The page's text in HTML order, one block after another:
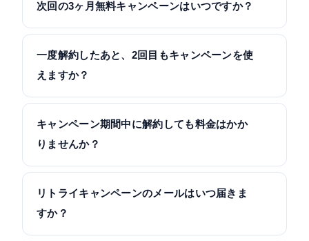
次回の3ヶ月無料キャンペーンはいつですか？
一度解約したあと、2回目もキャンペーンを使
えますか？
キャンペーン期間中に解約しても料金はかか
りませんか？
リトライキャンペーンのメールはいつ届きま
すか？